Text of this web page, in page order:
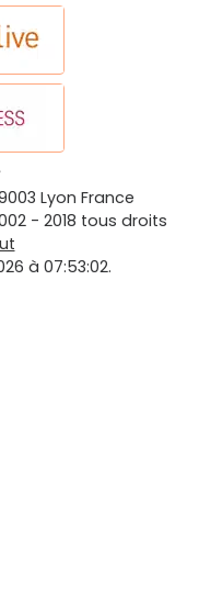
Lyon France
- 2018 tous droits
à 07:53:02.